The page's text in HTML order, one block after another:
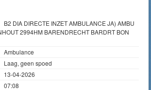
B2 DIA DIRECTE INZET AMBULANCE JA) AMBU
2994HM BARENDRECHT BARDRT BON
Ambulance
Laag, geen spoed
13-04-2026
07:08